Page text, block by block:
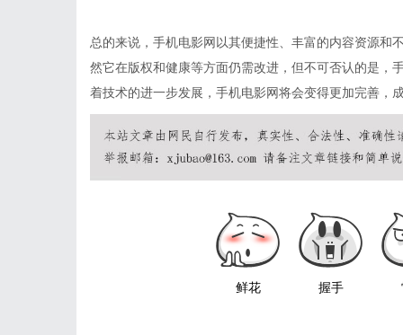
总的来说，手机电影网以其便捷性、丰富的内容资源和
然它在版权和健康等方面仍需改进，但不可否认的是，
着技术的进一步发展，手机电影网将会变得更加完善，
鲜花 握手